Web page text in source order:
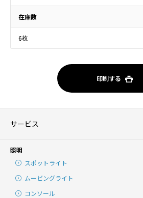
在庫数
6枚
印刷する
サービス
照明
スポットライト
ムービングライト
コンソール